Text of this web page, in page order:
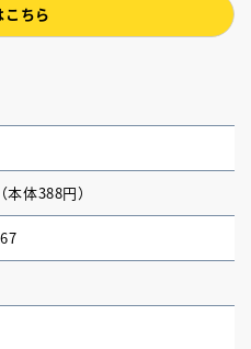
こちら
体388円）